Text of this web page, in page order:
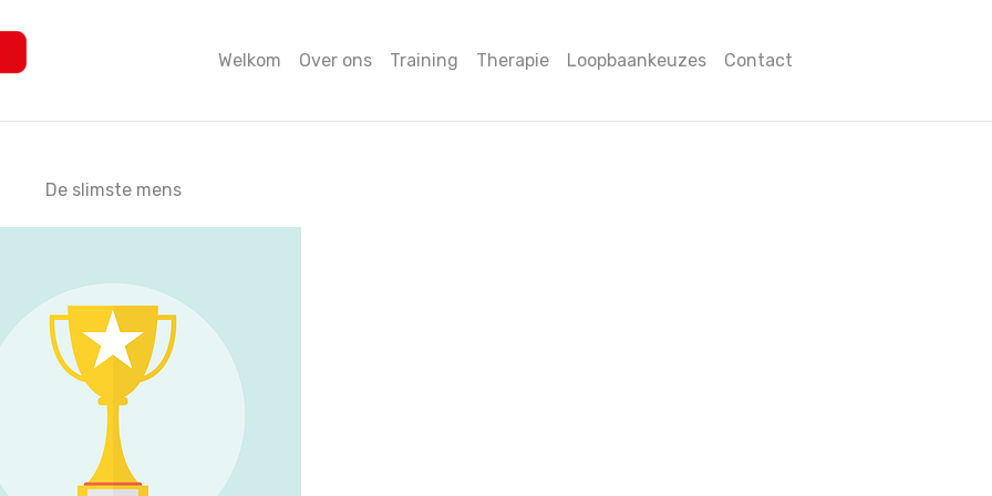
Welkom Over ons Training Therapie Loopbaankeuzes Contact
De slimste mens